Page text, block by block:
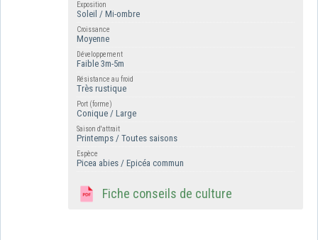
Exposition
Soleil / Mi-ombre
Croissance
Moyenne
Développement
Faible 3m-5m
Résistance au froid
Très rustique
Port (forme)
Conique / Large
Saison d'attrait
Printemps / Toutes saisons
Espèce
Picea abies / Epicéa commun
Fiche conseils de culture